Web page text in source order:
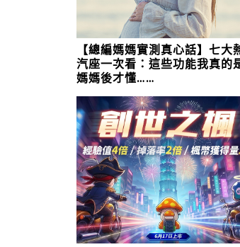
【總編媽媽實測真心話】七大
汽座一次看：這些功能我真的
媽媽後才懂……